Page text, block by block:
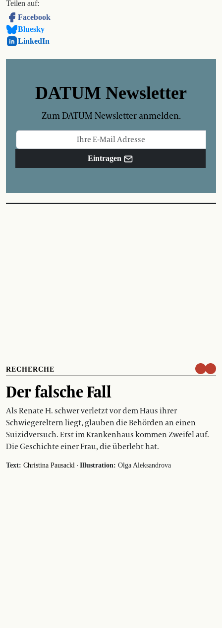
Teilen auf:
Facebook
Bluesky
LinkedIn
DATUM Newsletter
Zum DATUM Newsletter anmelden.
Eintragen
RECHERCHE
Der falsche Fall
Als Renate H. schwer verletzt vor dem Haus ihrer
Schwiegereltern liegt, glauben die Behörden an einen
Suizidversuch. Erst im Krankenhaus kommen Zweifel auf.
Die Geschichte einer Frau, die überlebt hat.
Text: Christina Pausackl · Illustration: Olga Aleksandrova